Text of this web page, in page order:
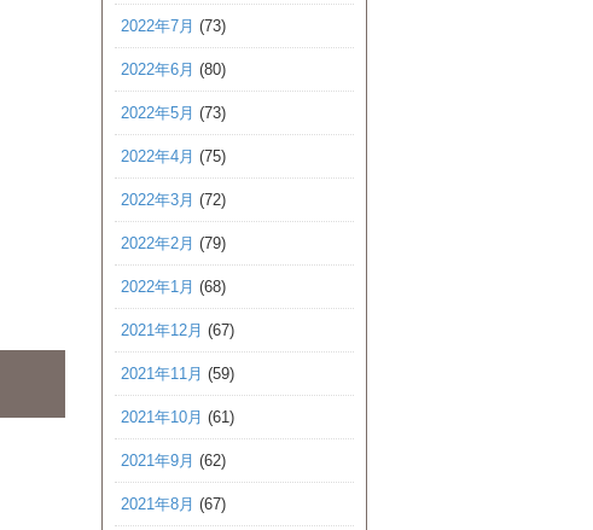
2022年7月 (73)
2022年6月 (80)
2022年5月 (73)
2022年4月 (75)
2022年3月 (72)
2022年2月 (79)
2022年1月 (68)
2021年12月 (67)
2021年11月 (59)
2021年10月 (61)
2021年9月 (62)
2021年8月 (67)